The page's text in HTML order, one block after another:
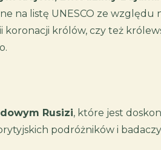
na listę UNESCO ze
koronacji królów, czy też
Rusizi, które jest
podróżników i badaczy